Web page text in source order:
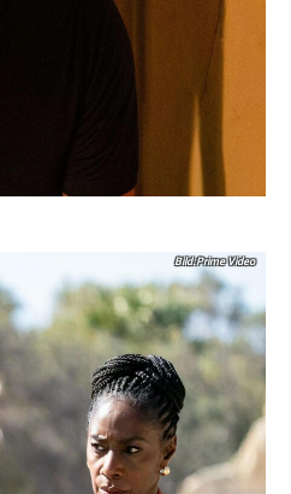
Prime Video